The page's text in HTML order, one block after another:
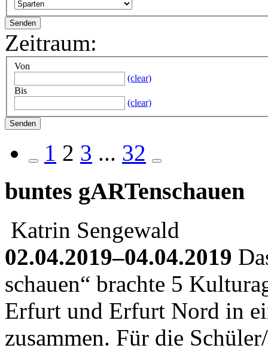
Zeitraum:
Von
(clear)
Bis
(clear)
1 2 3 ... 32
buntes gARTenschauen
Katrin Sengewald
02.04.2019–04.04.2019
schauen“ brachte 5
Erfurt und Erfurt Nord in
zusammen. Für die